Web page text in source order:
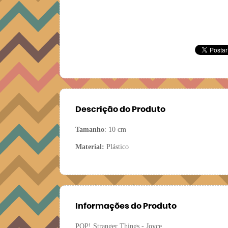
Descrição do Produto
Tamanho: 10 cm
Material: Plástico
Informações do Produto
POP! Stranger Things - Joyce